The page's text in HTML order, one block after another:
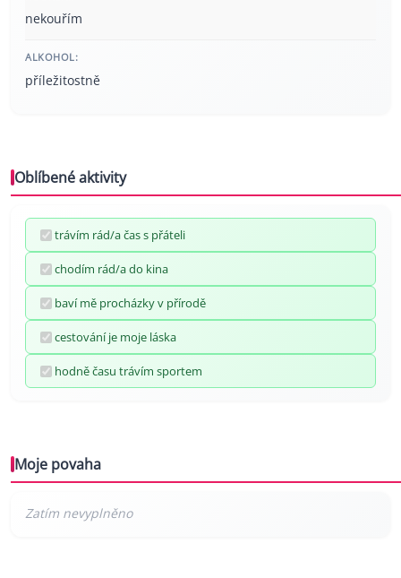
nekouřím
ALKOHOL:
příležitostně
Oblíbené aktivity
trávím rád/a čas s přáteli
chodím rád/a do kina
baví mě procházky v přírodě
cestování je moje láska
hodně času trávím sportem
Moje povaha